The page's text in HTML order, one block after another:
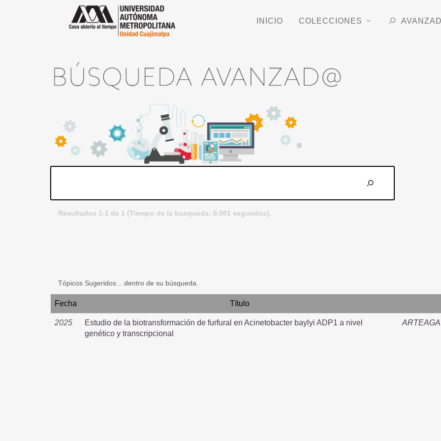
INICIO COLECCIONES
Resultados 1-1 de 1 (Tiempo de la busqueda: 0.001 segundos).
Tópicos Sugeridos... dentro de su búsqueda.
Fecha Título
2025
Estudio de la biotransformación de furfural en Acinetobacter baylyi ADP1 a nivel
genético y transcripcional